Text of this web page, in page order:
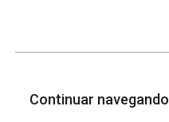
Continuar navegando